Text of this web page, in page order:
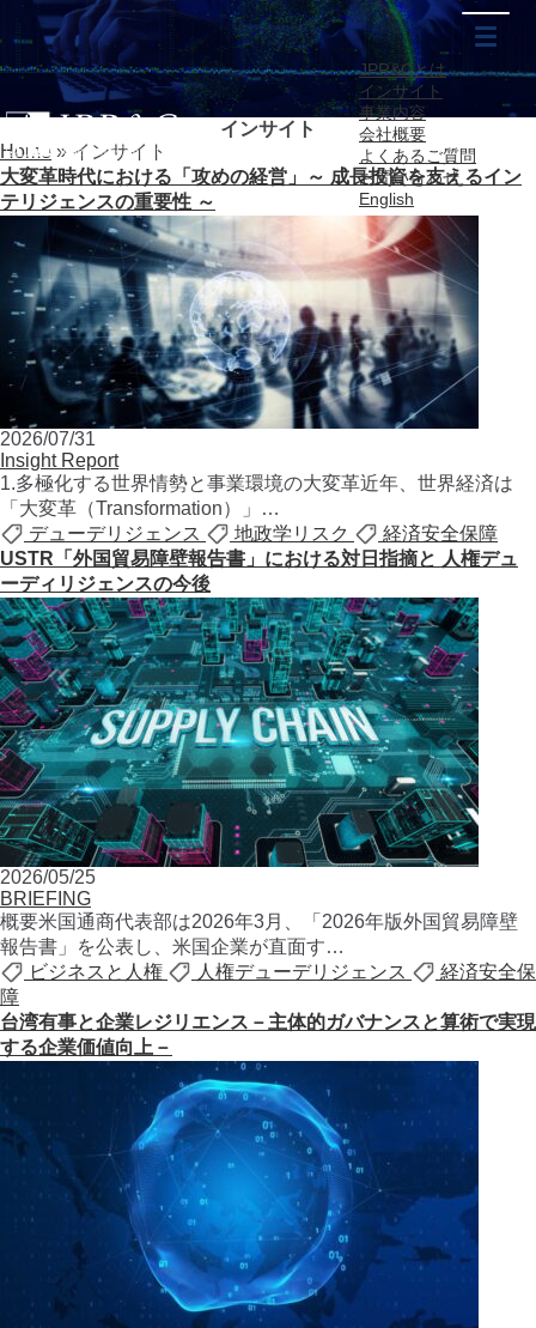
JPR&Cとは
インサイト
事業内容
会社概要
よくあるご質問
お問い合わせ
English
インサイト
Home » インサイト
大変革時代における「攻めの経営」～ 成長投資を支えるイン
テリジェンスの重要性 ～
2026/07/31
Insight Report
1.多極化する世界情勢と事業環境の大変革近年、世界経済は
「大変革（Transformation）」…
デューデリジェンス
地政学リスク
経済安全保障
USTR「外国貿易障壁報告書」における対日指摘と 人権デュ
ーディリジェンスの今後
2026/05/25
BRIEFING
概要米国通商代表部は2026年3月、「2026年版外国貿易障壁
報告書」を公表し、米国企業が直面す…
ビジネスと人権
人権デューデリジェンス
経済安全保
障
台湾有事と企業レジリエンス－主体的ガバナンスと算術で実現
する企業価値向上－